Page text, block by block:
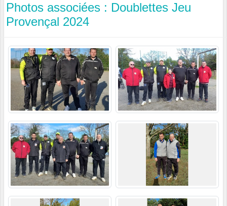
Photos associées : Doublettes Jeu
Provençal 2024